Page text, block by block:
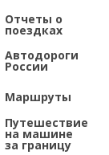
Отчеты о
поездках
Автодороги
России
Маршруты
Путешествие
на машине
за границу